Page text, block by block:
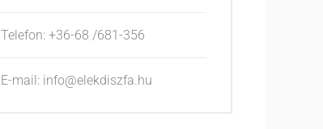
Telefon: +36-68 /681-356
E-mail: info@elekdiszfa.hu